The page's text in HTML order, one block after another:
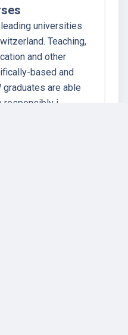
universities
Teaching,
and other
based and
are able
i…